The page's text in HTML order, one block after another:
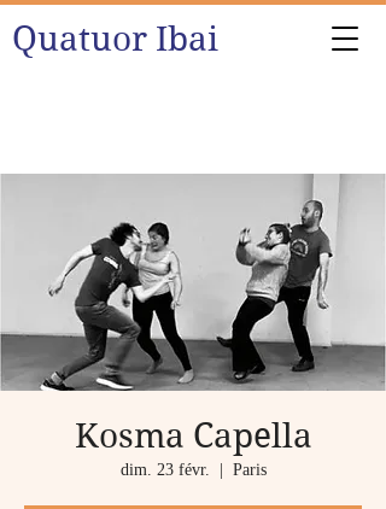
Quatuor Ibai
Kosma Capella
dim. 23 févr. Paris